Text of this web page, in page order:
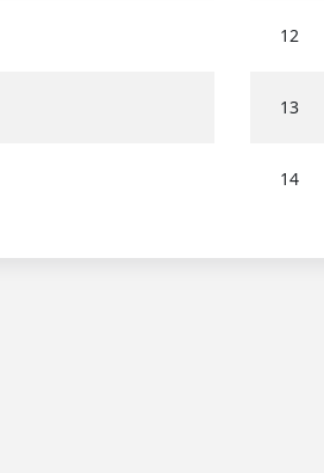
12
13
14